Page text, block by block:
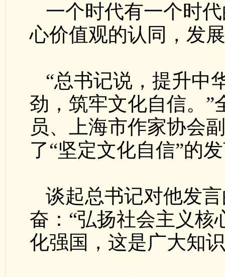
一个时代有一个时
心价值观的认同，发
“总书记说，提升中
劲，筑牢文化自信。”
员、上海市作家协会
了“坚定文化自信”的
谈起总书记对他发
奋：“弘扬社会主义核
化强国，这是广大知